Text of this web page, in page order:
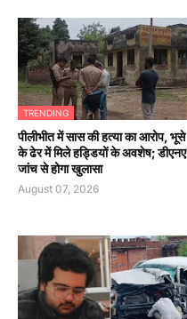
TRENDING
पीलीभीत में सास की हत्या का आरोप, भूसे
के ढेर में मिले हड्डियों के अवशेष; डीएनए
जांच से होगा खुलासा
August 07, 2026